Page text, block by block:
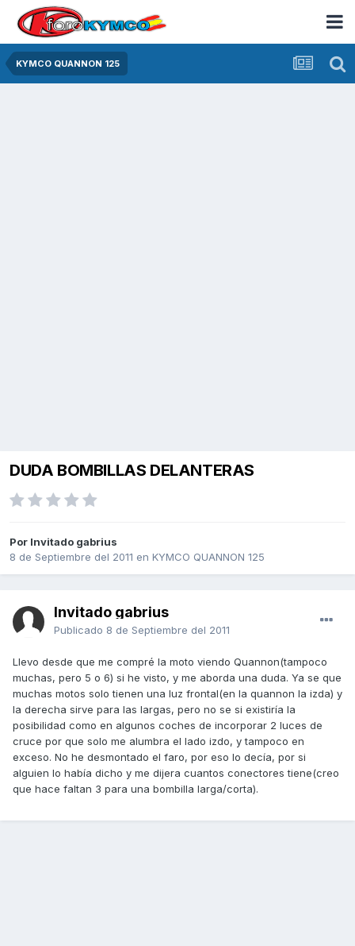
KYMCO QUANNON 125
DUDA BOMBILLAS DELANTERAS
Por Invitado gabrius
8 de Septiembre del 2011 en KYMCO QUANNON 125
Invitado gabrius
Publicado 8 de Septiembre del 2011
Llevo desde que me compré la moto viendo Quannon(tampoco
muchas, pero 5 o 6) si he visto, y me aborda una duda. Ya se que
muchas motos solo tienen una luz frontal(en la quannon la izda) y
la derecha sirve para las largas, pero no se si existiría la
posibilidad como en algunos coches de incorporar 2 luces de
cruce por que solo me alumbra el lado izdo, y tampoco en
exceso. No he desmontado el faro, por eso lo decía, por si
alguien lo había dicho y me dijera cuantos conectores tiene(creo
que hace faltan 3 para una bombilla larga/corta).